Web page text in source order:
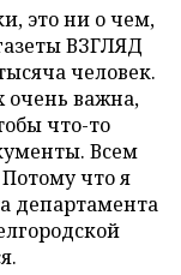
это ни о чем,
ВЗГЛЯД
человек.
очень важна,
что-то
Всем
что я
департамента